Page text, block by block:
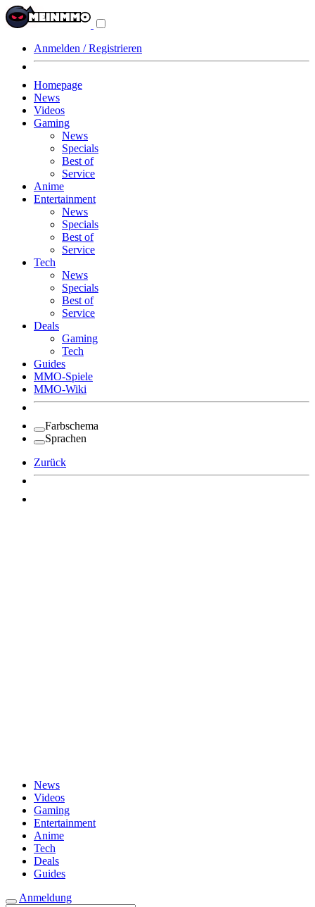
Anmelden / Registrieren
Homepage
News
Videos
Gaming
News
Specials
Best of
Service
Anime
Entertainment
News
Specials
Best of
Service
Tech
News
Specials
Best of
Service
Deals
Gaming
Tech
Guides
MMO-Spiele
MMO-Wiki
Farbschema
Sprachen
Zurück
News
Videos
Gaming
Entertainment
Anime
Tech
Deals
Guides
Anmeldung